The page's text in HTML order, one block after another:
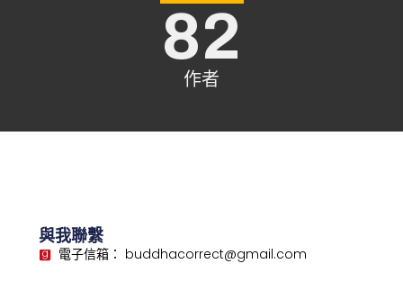
作者
82
與我聯繫
電子信箱： buddhacorrect@gmail.com